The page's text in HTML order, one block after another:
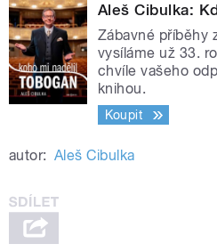
Dvojce
Aleš Cibulka:
Zábavné příběhy
vysíláme už 33.
chvíle vašeho
knihou.
Koupit
autor: Aleš Cibulka